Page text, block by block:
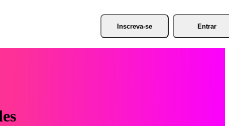
Inscreva-se Entrar